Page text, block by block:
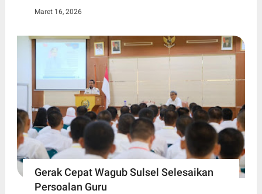
Maret 16, 2026
Gerak Cepat Wagub Sulsel Selesaikan
Persoalan Guru